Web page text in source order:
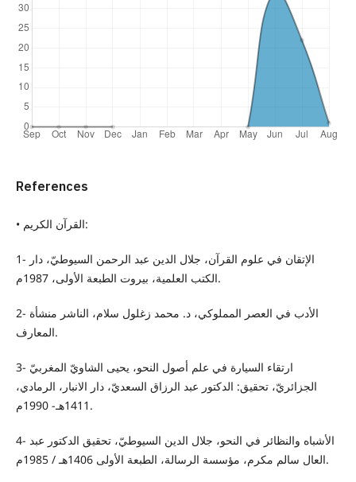
References
• القرآن الكريم:
1- الإتقان في علوم القرآن، جلال الدين عبد الرحمن السيوطيّ، دار
الكتب العلمية، بيروت الطبعة الأولى، 1987م.
2- الأدب في العصر المملوكي، د. محمد زغلول سلام، الناشر منشأة
المعارف.
3- ارتقاء السيارة في علم أصول النحو، يحيى الشاويّ المغربيّ
الجزائريّ، تحقيق: الدكتور عبد الرزاق السعديّ، دار الانبار، الرمادي،
1411هـ- 1990م.
4- الأشباه والنظائر في النحو، جلال الدين السيوطيّ، تحقيق الدكتور عبد
العال سالم مكرم، مؤسسة الرسالة، الطبعة الأولى 1406هـ / 1985م.